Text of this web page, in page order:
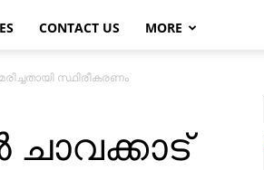
CONTACT US MORE
സ്ഥിരീകരണം